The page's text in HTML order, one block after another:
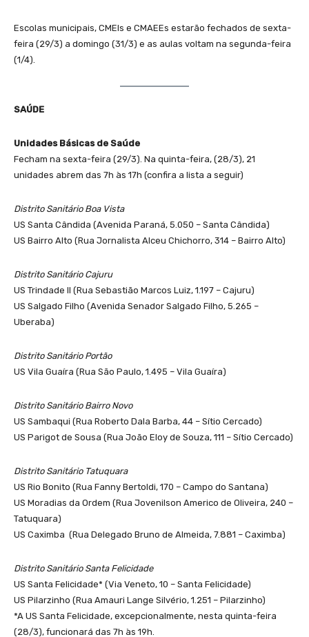
Escolas municipais, CMEIs e CMAEEs estarão fechados de sexta-
feira (29/3) a domingo (31/3) e as aulas voltam na segunda-feira
(1/4).
SAÚDE
Unidades Básicas de Saúde
Fecham na sexta-feira (29/3). Na quinta-feira, (28/3), 21
unidades abrem das 7h às 17h (confira a lista a seguir)
Distrito Sanitário Boa Vista
US Santa Cândida (Avenida Paraná, 5.050 – Santa Cândida)
US Bairro Alto (Rua Jornalista Alceu Chichorro, 314 – Bairro Alto)
Distrito Sanitário Cajuru
US Trindade II (Rua Sebastião Marcos Luiz, 1.197 – Cajuru)
US Salgado Filho (Avenida Senador Salgado Filho, 5.265 –
Uberaba)
Distrito Sanitário Portão
US Vila Guaíra (Rua São Paulo, 1.495 – Vila Guaíra)
Distrito Sanitário Bairro Novo
US Sambaqui (Rua Roberto Dala Barba, 44 – Sítio Cercado)
US Parigot de Sousa (Rua João Eloy de Souza, 111 – Sítio Cercado)
Distrito Sanitário Tatuquara
US Rio Bonito (Rua Fanny Bertoldi, 170 – Campo do Santana)
US Moradias da Ordem (Rua Jovenilson Americo de Oliveira, 240 –
Tatuquara)
US Caximba (Rua Delegado Bruno de Almeida, 7.881 – Caximba)
Distrito Sanitário Santa Felicidade
US Santa Felicidade* (Via Veneto, 10 – Santa Felicidade)
US Pilarzinho (Rua Amauri Lange Silvério, 1.251 – Pilarzinho)
*A US Santa Felicidade, excepcionalmente, nesta quinta-feira
(28/3), funcionará das 7h às 19h.